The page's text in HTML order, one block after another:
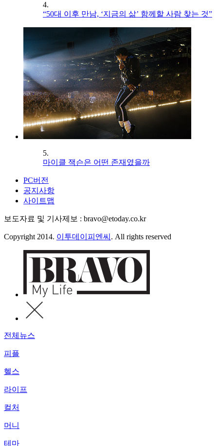
4.
“50대 이후 만남, ‘지금의 삶’ 함께할 사람 찾는 것”
5.
마이클 잭슨은 어떤 존재였을까
PC버전
공지사항
사이트맵
보도자료 및 기사제보 : bravo@etoday.co.kr
Copyright 2014. 이투데이피엔씨 . All rights reserved
전체뉴스
피플
헬스
라이프
컬처
머니
테마